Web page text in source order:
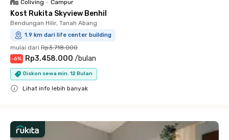
Coliving • Campur
Kost Rukita Skyview Benhil
Bendungan Hilir, Tanah Abang
1.9 km dari life center building
mulai dari Rp3.718.000
-6% Rp3.458.000 /bulan
Diskon sewa min. 12 Bulan
Lihat info lebih banyak